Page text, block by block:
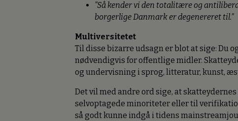
”Så kender vi den totalitære og
borgerlige Danmark er degenereret til.”
Multiversitetet
Til disse bizarre udsagn er blot at sige: Du
nødvendigvis for offentlige midler.
og undervisning i sprog, litteratur, kunst,
Det vil med andre ord sige, at
selvoptagede minoriteter eller til
så godt kunne indgå i tidens